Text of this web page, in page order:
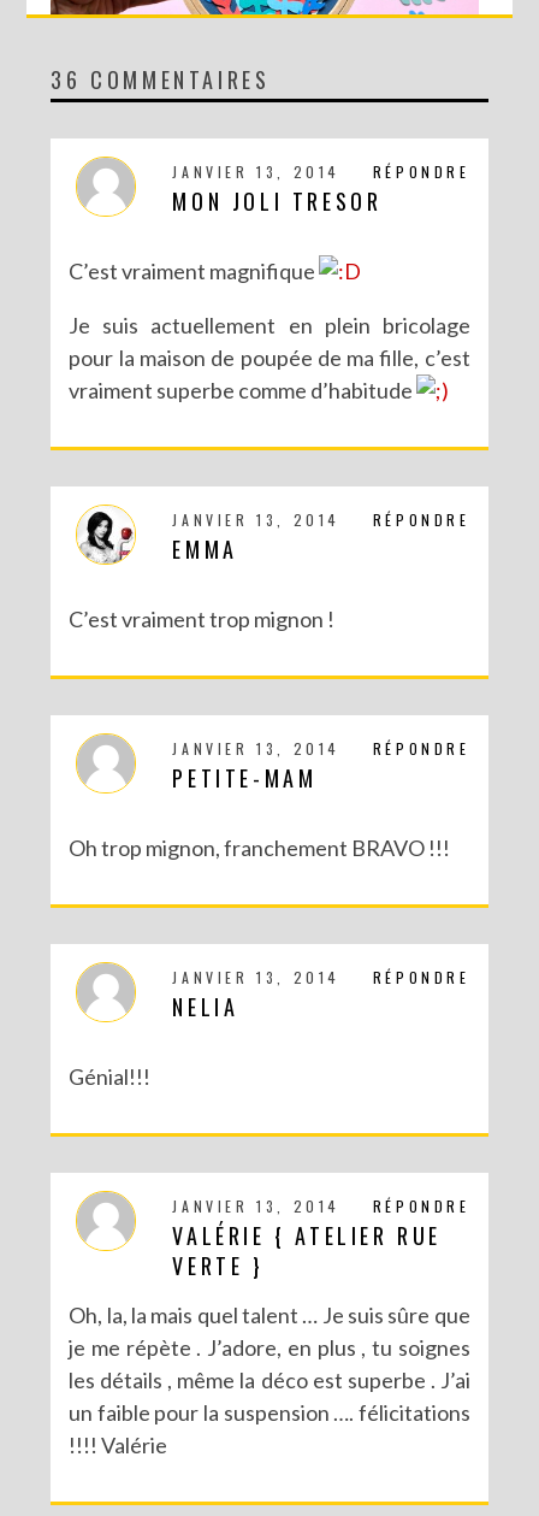
DIY MA FORÊT DE PAPIER
DIY – UN CALENDRIER DE L’AVENT TOUT EN IMAGES
DIY CRÉE TON BULLET JOURNAL (AVEC SCAN N CUT)
36 COMMENTAIRES
RÉPONDRE
JANVIER 13, 2014
MON JOLI TRESOR
C’est vraiment magnifique
Je suis actuellement en plein bricolage
pour la maison de poupée de ma fille, c’est
vraiment superbe comme d’habitude
RÉPONDRE
JANVIER 13, 2014
EMMA
C’est vraiment trop mignon !
RÉPONDRE
JANVIER 13, 2014
PETITE-MAM
Oh trop mignon, franchement BRAVO !!!
RÉPONDRE
JANVIER 13, 2014
NELIA
Génial!!!
RÉPONDRE
JANVIER 13, 2014
VALÉRIE { ATELIER RUE
VERTE }
Oh, la, la mais quel talent … Je suis sûre que
je me répète . J’adore, en plus , tu soignes
les détails , même la déco est superbe . J’ai
un faible pour la suspension …. félicitations
!!!! Valérie